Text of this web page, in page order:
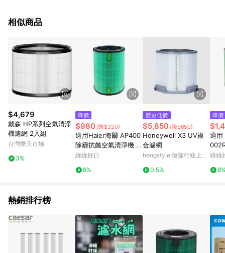
日日都能是好日。
相似商品
$4,679
戴森 HP系列空氣清淨
機濾網 2入組
台灣樂天市場
3%
降價
$980 (降$320)
適用Haier海爾 AP400
除霾抗菌空氣清淨機 複
合式抗菌HEPA濾芯 綠
綠綠好日
8%
歷史低價
$5,850 (降$650)
Honeywell X3 UV複
合濾網
hengstyle 恆隆行線上購
0.5%
降價
適用
綠好
綠綠
熱銷排行榜